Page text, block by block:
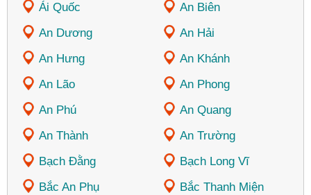
Ái Quốc
An Biên
An Dương
An Hải
An Hưng
An Khánh
An Lão
An Phong
An Phú
An Quang
An Thành
An Trường
Bạch Đằng
Bạch Long Vĩ
Bắc An Phụ
Bắc Thanh Miện